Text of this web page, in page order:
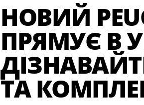
НОВИЙ
ПРЯМУЄ В
ТА